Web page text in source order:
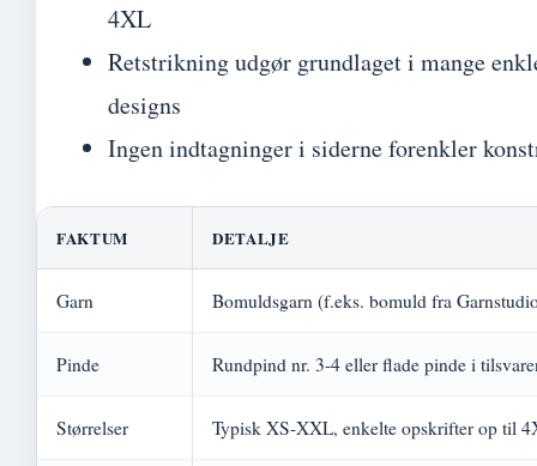
4XL
Retstrikning udgør grundlaget i mange
designs
Ingen indtagninger i siderne forenkler
FAKTUM DETALJE
Garn Bomuldsgarn (f.eks. bomuld fra
Pinde Rundpind nr. 3-4 eller flade pinde i
Størrelser Typisk XS-XXL, enkelte opskrifter op til